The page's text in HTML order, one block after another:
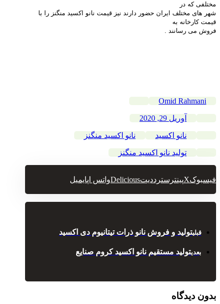
مختلفی که در
شهر های مختلف ایران حضور دارند نیز قیمت نانو اکسید منگنز را با
قیمت کارخانه به
فروش می رسانند .
Omid Rahmani
آوریل 29, 2020
نانو اکسید نانو اکسید منگنز
تولید نانو اکسید منگنز
فیسبوکXپینترسترددیتDeliciousواتس اپایمیل
قبلیتولید و فروش نانو ذرات تیتانیوم دی اکسید
بعدیتولید مستقیم نانو اکسید کروم صنایع
بدون دیدگاه